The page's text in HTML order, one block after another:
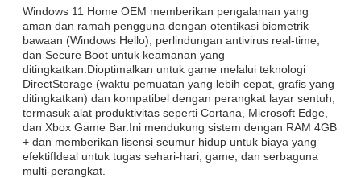
Windows 11 Home OEM memberikan pengalaman yang
aman dan ramah pengguna dengan otentikasi biometrik
bawaan (Windows Hello), perlindungan antivirus real-time,
dan Secure Boot untuk keamanan yang
ditingkatkan.Dioptimalkan untuk game melalui teknologi
DirectStorage (waktu pemuatan yang lebih cepat, grafis yang
ditingkatkan) dan kompatibel dengan perangkat layar sentuh,
termasuk alat produktivitas seperti Cortana, Microsoft Edge,
dan Xbox Game Bar.Ini mendukung sistem dengan RAM 4GB
+ dan memberikan lisensi seumur hidup untuk biaya yang
efektifIdeal untuk tugas sehari-hari, game, dan serbaguna
multi-perangkat.